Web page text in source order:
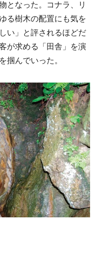
となった。コナラ、リ
る樹木の配置にも気を
い」と評されるほどだ
が求める「田舎」を演
掴んでいった。